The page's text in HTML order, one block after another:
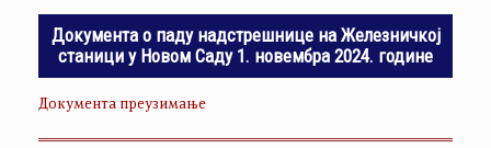
Документа о паду надстрешнице на Железничкој
станици у Новом Саду 1. новембра 2024. године
Документа преузимање